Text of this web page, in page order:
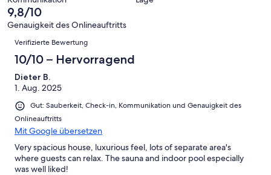
Gut
6
-
Okay
von
4
Schlecht
eine
Bewertung
Ungenügend
9,8/10
Genauigkeit des Onlineauftritts
Bewertungen
Verifizierte Bewertung
10/10 – Hervorragend
Dieter B.
1. Aug. 2025
Gut: Sauberkeit, Check-in, Kommunikation und Genauigkeit des
Onlineauftritts
Mit Google übersetzen
Very spacious house, luxurious feel, lots of separate area's
where guests can relax. The sauna and indoor pool especially
was well liked!